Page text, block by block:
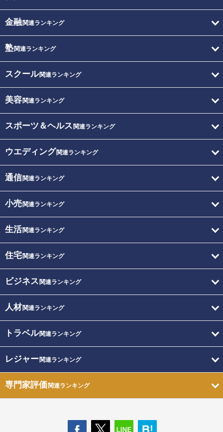
金融関連ランキング
塾関連ランキング
スクール関連ランキング
美容関連ランキング
スポーツ＆ヘルス 関連ランキング
ウエディング関連ランキング
通信関連ランキング
小売関連ランキング
生活関連ランキング
住宅関連ランキング
ビジネス 関連ランキング
人材関連ランキング
トラベル関連ランキング
レジャー関連ランキング
専門家評価関連ランキング